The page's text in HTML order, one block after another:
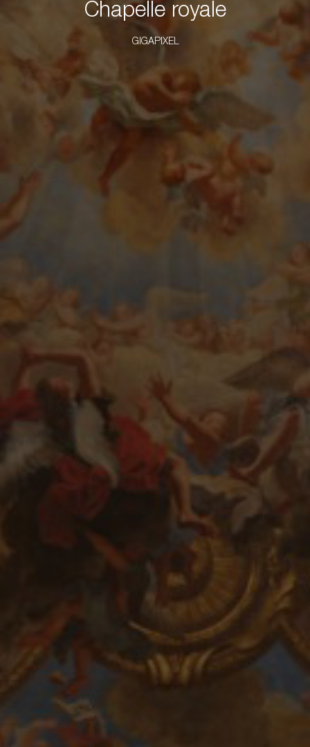
Chapelle royale
GIGAPIXEL